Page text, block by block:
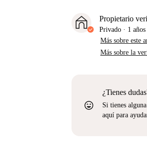
Propietario
Privado · 1 años
Más sobre este
Más sobre la
sentiment_very_satisfied
¿Tienes
Si tienes
aquí para